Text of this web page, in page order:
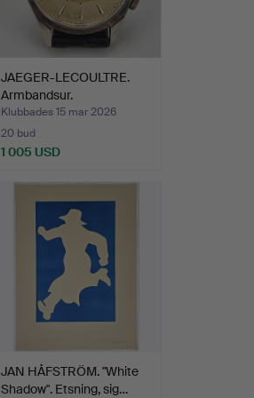
JAEGER-LECOULTRE.
Armbandsur.
Klubbades 15 mar 2026
20 bud
1 005 USD
JAN HÅFSTRÖM. "White
Shadow". Etsning, sig…